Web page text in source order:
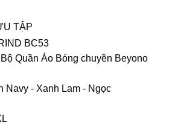
TẬP
BC53
Quần Áo Bóng chuyền Beyono
Navy - Xanh Lam - Ngọc